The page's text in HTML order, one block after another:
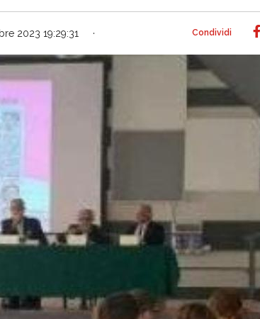
2023 19:29:31